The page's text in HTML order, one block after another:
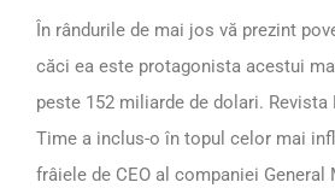
În rândurile de mai jos vă prezint
căci ea este protagonista acestui
peste 152 miliarde de dolari.
Time a inclus-o în topul celor mai
frâiele de CEO al companiei